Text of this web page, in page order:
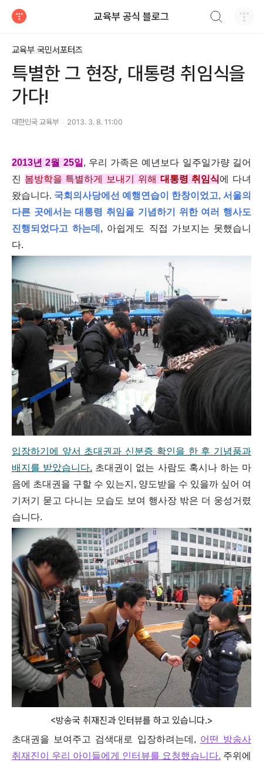
교육부 공식 블로그
교육부 국민서포터즈
특별한 그 현장, 대통령 취임식을
가다!
대한민국 교육부 2013. 3. 8. 11:00
2013년 2월 25일 , 우리 가족은 예년보다 일주일가량 길어
진 봄방학을 특별하게 보내기 위해 대통령 취임식에 다녀
왔습니다. 국회의사당에선 예행연습이 한창이었고, 서울의
다른 곳에서는 대통령 취임을 기념하기 위한 여러 행사도
진행되었다고 하는데 , 아쉽게도 직접 가보지는 못했습니
다.
입장하기에 앞서 초대권과 신분증 확인을 한 후 기념품과
배지를 받았습니다. 초대권이 없는 사람도 혹시나 하는 마
음에 초대권을 구할 수 있는지, 양도받을 수 있을까 싶어 여
기저기 묻고 다니는 모습도 보여 행사장 밖은 더 웅성거렸
습니다.
<방송국 취재진과 인터뷰를 하고 있습니다.>
초대권을 보여주고 검색대로 입장하려는데, 어떤 방송사
취재진이 우리 아이들에게 인터뷰를 요청했습니다. 주위에